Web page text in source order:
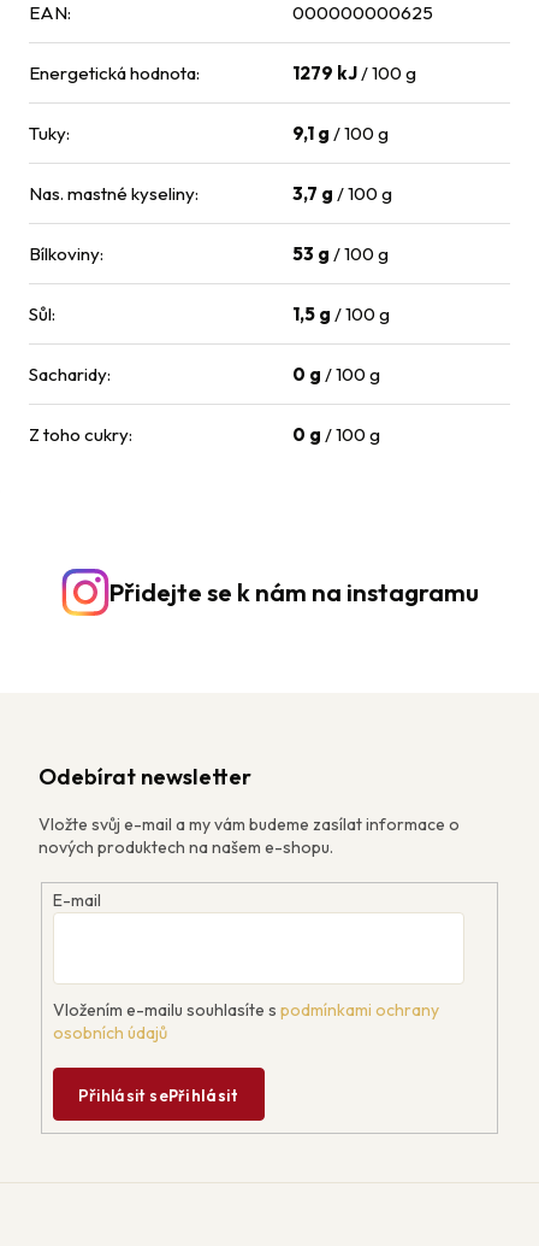
EAN: 000000000625
Energetická hodnota: 1279 kJ/ 100 g
Tuky: 9,1 g / 100 g
Nas. mastné kyseliny: 3,7 g / 100 g
Bílkoviny: 53 g / 100 g
Sůl: 1,5 g / 100 g
Sacharidy: 0 g / 100 g
Z toho cukry: 0 g / 100 g
Přidejte se k nám na instagramu
Odebírat newsletter
Vložte svůj e-mail a my vám budeme zasílat informace o
nových produktech na našem e-shopu.
E-mail
Vložením e-mailu souhlasíte s podmínkami ochrany
osobních údajů
Přihlásit sePřihlásit